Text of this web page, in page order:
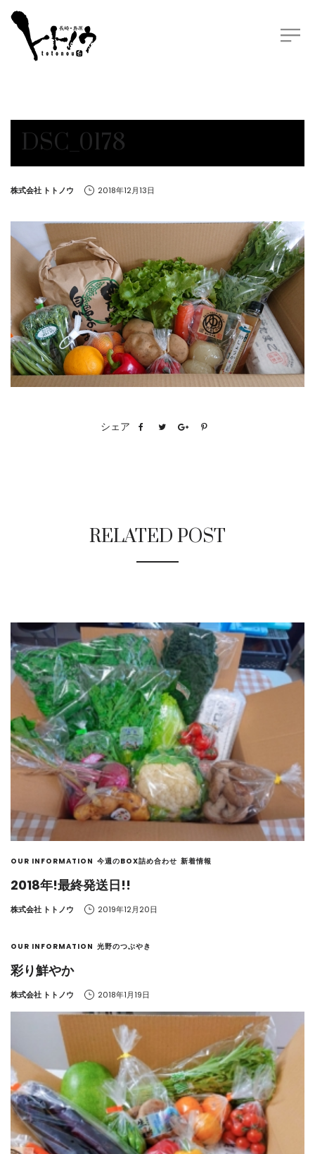
DSC_0178
by
株式会社 トトノウ 2018年12月13日
シェア
RELATED POST
OUR INFORMATION 今週のBOX詰め合わせ 新着情報
2018年!最終発送日!!
by
株式会社 トトノウ 2019年12月20日
OUR INFORMATION 光野のつぶやき
彩り鮮やか
by
株式会社 トトノウ 2018年1月19日